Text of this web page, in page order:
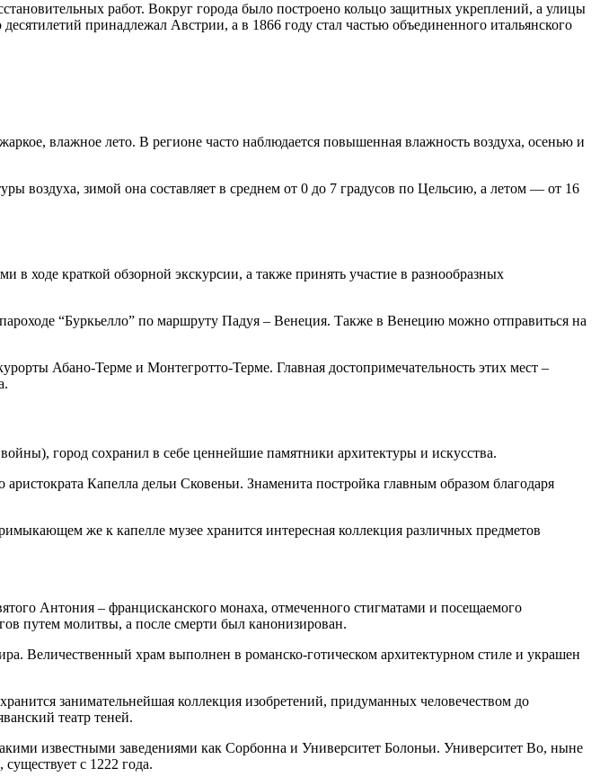
работ. Вокруг города было построено кольцо защитных укреплений, а улицы
принадлежал Австрии, а в 1866 году стал частью объединенного итальянского
влажное лето. В регионе часто наблюдается повышенная влажность воздуха, осенью и
воздуха, зимой она составляет в среднем от 0 до 7 градусов по Цельсию, а летом — от 16
в ходе краткой обзорной экскурсии, а также принять участие в разнообразных
“Буркьелло” по маршруту Падуя – Венеция. Также в Венецию можно отправиться на
Абано-Терме и Монтегротто-Терме. Главная достопримечательность этих мест –
город сохранил в себе ценнейшие памятники архитектуры и искусства.
Капелла дельи Сковеньи. Знаменита постройка главным образом благодаря
же к капелле музее хранится интересная коллекция различных предметов
Антония – францисканского монаха, отмеченного стигматами и посещаемого
путем молитвы, а после смерти был канонизирован.
Величественный храм выполнен в романско-готическом архитектурном стиле и украшен
занимательнейшая коллекция изобретений, придуманных человечеством до
театр теней.
известными заведениями как Сорбонна и Университет Болоньи. Университет Bo, ныне
с 1222 года.